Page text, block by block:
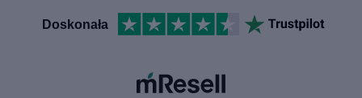
Doskonała